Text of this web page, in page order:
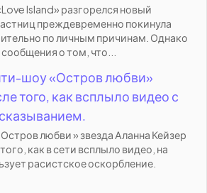
Island» разгорелся новый
преждевременно покинула
по личным причинам. Однако
о том, что...
шоу «Остров любви»
того, как всплыло видео с
любви » звезда Аланна Кейзер
как в сети всплыло видео, на
расистское оскорбление.